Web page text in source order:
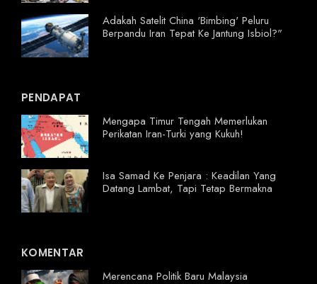
Adakah Satelit China 'Bimbing' Peluru
Berpandu Iran Tepat Ke Jantung Isbiol?"
PENDAPAT
Mengapa Timur Tengah Memerlukan
Perikatan Iran-Turki yang Kukuh!
Isa Samad Ke Penjara : Keadilan Yang
Datang Lambat, Tapi Tetap Bermakna
KOMENTAR
Merencana Politik Baru Malaysia